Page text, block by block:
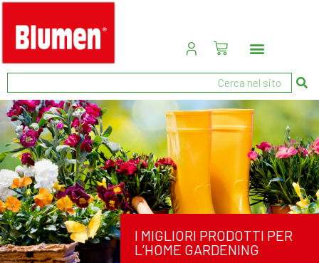
I MIGLIORI PRODOTTI PER
L’HOME GARDENING